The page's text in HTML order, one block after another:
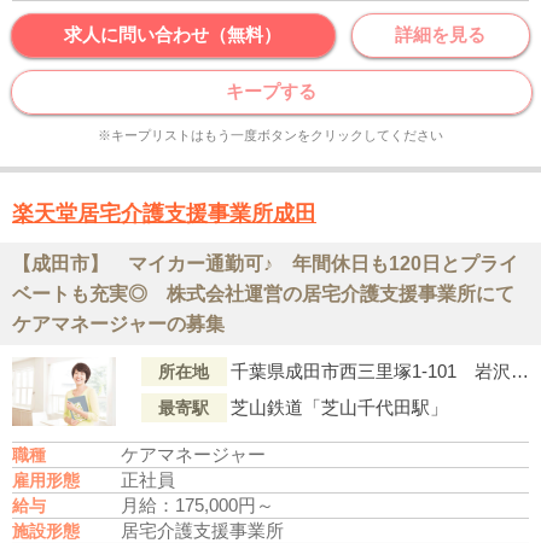
求人に問い合わせ（無料） 詳細を見る
キープする
※キープリストはもう一度ボタンをクリックしてください
楽天堂居宅介護支援事業所成田
【成田市】 マイカー通勤可♪ 年間休日も120日とプライ
ベートも充実◎ 株式会社運営の居宅介護支援事業所にて
ケアマネージャーの募集
所在地 千葉県成田市西三里塚1-101 岩沢テナント202
最寄駅 芝山鉄道「芝山千代田駅」
職種 ケアマネージャー
雇用形態 正社員
給与 月給：175,000円～
施設形態 居宅介護支援事業所